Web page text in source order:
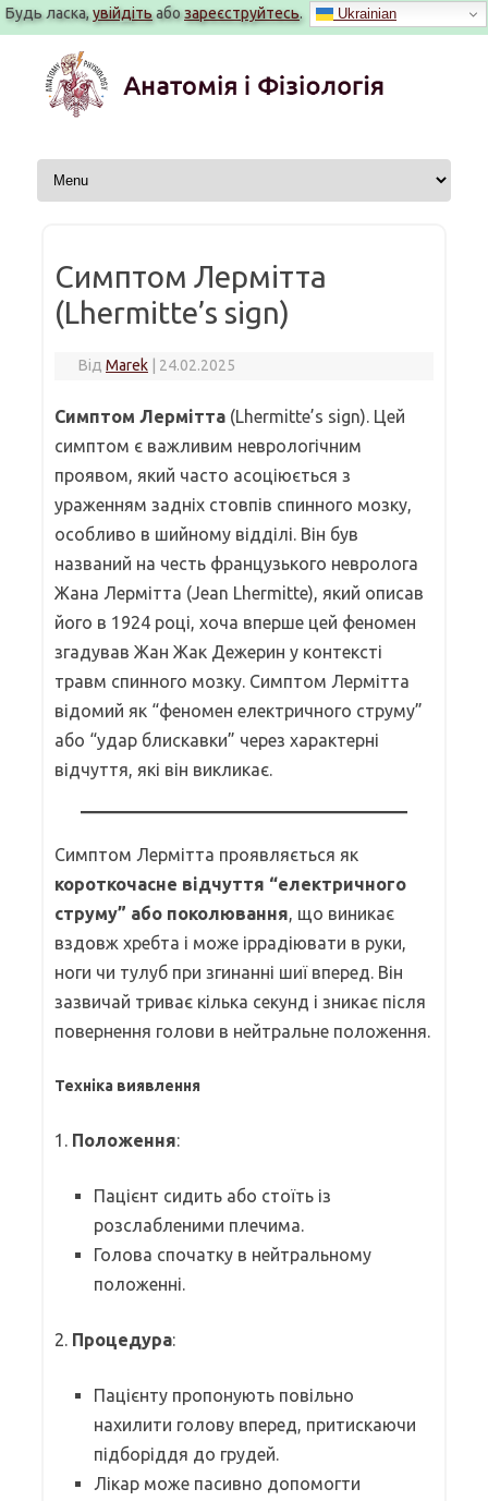
Будь ласка,увійдітьабозареєструйтесь.
вмісту
Симптом Лермітта
(Lhermitte’s sign)
Від Marek 24.02.2025
Симптом Лермітта (Lhermitte’s sign). Цей
симптом є важливим неврологічним
проявом, який часто асоціюється з
ураженням задніх стовпів спинного мозку,
особливо в шийному відділі. Він був
названий на честь французького невролога
Жана Лермітта (Jean Lhermitte), який описав
його в 1924 році, хоча вперше цей феномен
згадував Жан Жак Дежерин у контексті
травм спинного мозку. Симптом Лермітта
відомий як “феномен електричного струму”
або “удар блискавки” через характерні
відчуття, які він викликає.
Симптом Лермітта проявляється як
короткочасне відчуття “електричного
струму” або поколювання, що виникає
вздовж хребта і може іррадіювати в руки,
ноги чи тулуб при згинанні шиї вперед. Він
зазвичай триває кілька секунд і зникає після
повернення голови в нейтральне положення.
Техніка виявлення
1. Положення:
Пацієнт сидить або стоїть із
розслабленими плечима.
Голова спочатку в нейтральному
положенні.
2. Процедура:
Пацієнту пропонують повільно
нахилити голову вперед, притискаючи
підборіддя до грудей.
Лікар може пасивно допомогти
Ukrainian